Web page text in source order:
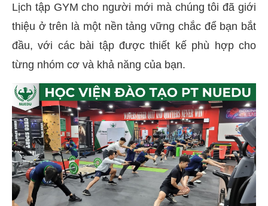
Lịch tập GYM cho người mới mà chúng tôi đã giới
thiệu ở trên là một nền tảng vững chắc để bạn bắt
đầu, với các bài tập được thiết kế phù hợp cho
từng nhóm cơ và khả năng của bạn.